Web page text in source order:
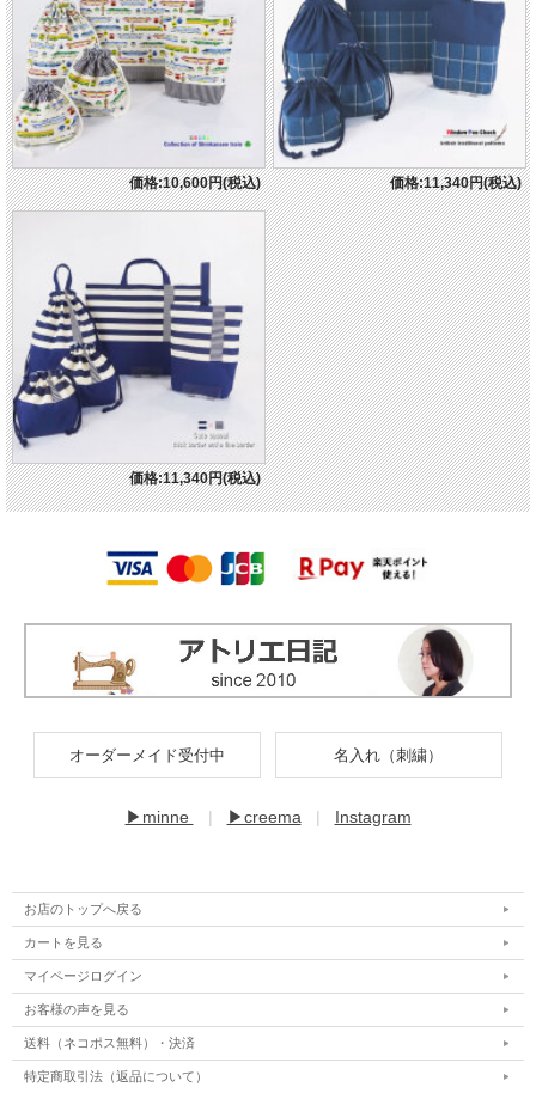
価格:10,600円(税込) 価格:11,340円(税込)
価格:11,340円(税込)
オーダーメイド受付中 名入れ（刺繍）
▶minne | ▶creema | Instagram
お店のトップへ戻る
カートを見る
マイページログイン
お客様の声を見る
送料（ネコポス無料）・決済
特定商取引法（返品について）